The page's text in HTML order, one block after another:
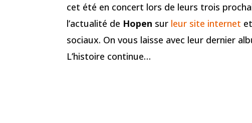
cet été en concert lors de leurs trois
l’actualité de Hopen sur leur site internet
sociaux. On vous laisse avec leur dernier
L’histoire continue…